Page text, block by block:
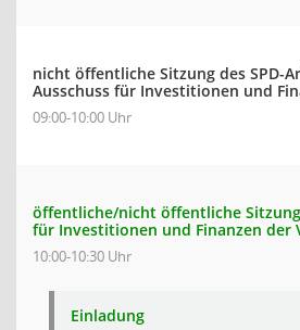
nicht öffentliche Sitzung des SPD-
Ausschuss für Investitionen und
09:00-10:00 Uhr
öffentliche/nicht öffentliche Sitzung
für Investitionen und Finanzen der
10:00-10:30 Uhr
Einladung